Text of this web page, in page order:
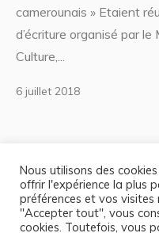
camerounais » Etaient
d’écriture organisé par
Culture,...
6 juillet 2018
Nous utilisons des
offrir l'expérience la plus
préférences et vos visites
"Accepter tout", vous
cookies. Toutefois, vous